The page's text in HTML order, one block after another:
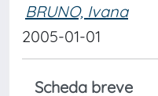
BRUNO, Ivana
2005-01-01
Scheda breve